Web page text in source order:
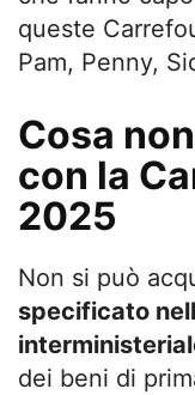
queste
Pam, Penny,
Cosa
con la
2025
Non si può
specificato
dei beni di